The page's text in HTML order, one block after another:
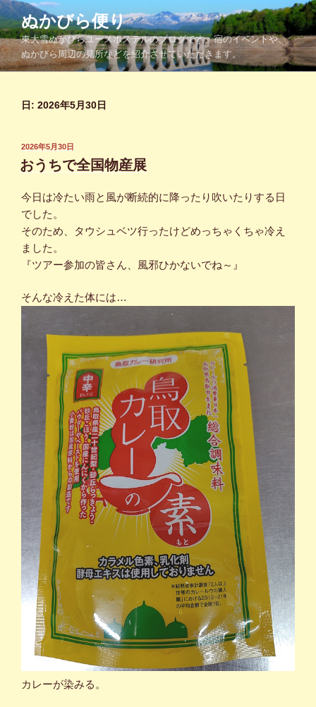
コ
ン
テ
ン
ツ
ぬかびら便り
東大雪ぬかびらユースホステルのブログです。宿のイベントや、
ぬかびら周辺の見所などを紹介させていただきます。
日: 2026年5月30日
投
稿
日:
2026年5月30日
おうちで全国物産展
今日は冷たい雨と風が断続的に降ったり吹いたりする日
でした。
そのため、タウシュベツ行ったけどめっちゃくちゃ冷え
ました。
『ツアー参加の皆さん、風邪ひかないでね～』
そんな冷えた体には…
カレーが染みる。